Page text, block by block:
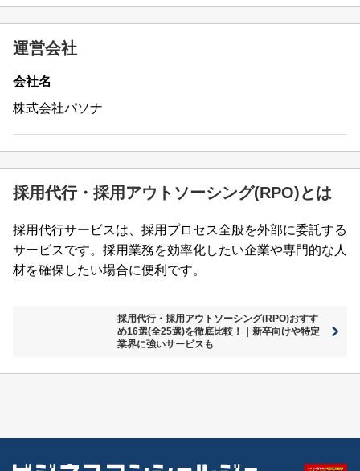
運営会社
会社名
株式会社パソナ
採用代行・採用アウトソーシング(RPO)とは
採用代行サービスは、採用プロセス全般を外部に委託する
サービスです。採用業務を効率化したい企業や専門的な人
材を確保したい場合に便利です。
採用代行・採用アウトソーシング(RPO)おすす
め16選(全25選)を徹底比較！｜新卒向けや特定
業界に強いサービスも